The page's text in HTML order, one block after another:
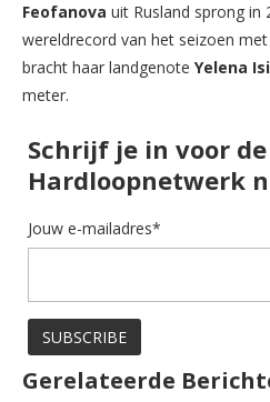
Feofanova uit Rusland sprong in
wereldrecord van het seizoen
bracht haar landgenote Yelena
meter.
Schrijf je in voor de
Hardloopnetwerk
Jouw e-mailadres*
Gerelateerde